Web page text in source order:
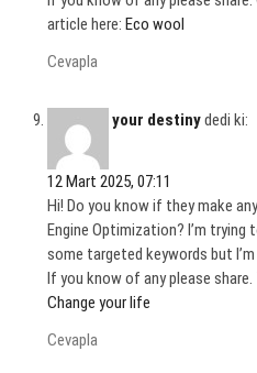
article here: Eco wool
Cevapla
your destinydedi ki:
12 Mart 2025, 07:11
Hi! Do you know if they make
Engine Optimization? I’m
some targeted keywords but
If you know of any please
Change your life
Cevapla